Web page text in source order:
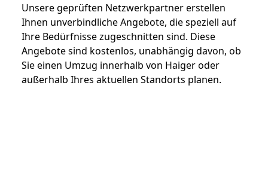
Unsere geprüften Netzwerkpartner erstellen
Ihnen unverbindliche Angebote, die speziell auf
Ihre Bedürfnisse zugeschnitten sind. Diese
Angebote sind kostenlos, unabhängig davon, ob
Sie einen Umzug innerhalb von Haiger oder
außerhalb Ihres aktuellen Standorts planen.